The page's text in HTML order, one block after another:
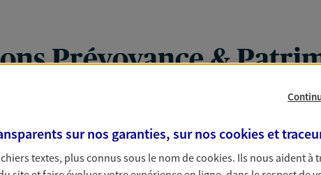
Prévoyance &
PRO & ENTREPRISES
sur nos garanties, sur noscookies et
textes, plus connus sous le nom decookies. Ils nous aident à